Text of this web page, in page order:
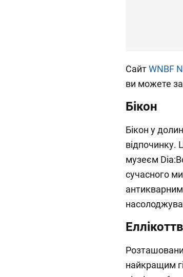
СайтWNBF
ви можете
Бікон
Бікон у
відпочинку.
музеєм
сучасного
найкращим